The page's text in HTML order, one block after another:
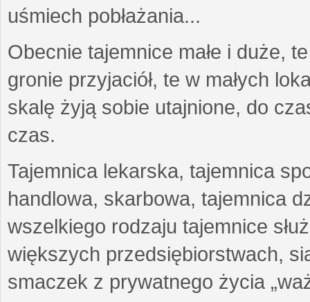
uśmiech pobłażania...
Obecnie tajemnice małe i duże,
gronie przyjaciół, te w małych
skalę żyją sobie utajnione, do
czas.
Tajemnica lekarska, tajemnica
handlowa, skarbowa, tajemnica
wszelkiego rodzaju tajemnice
większych przedsiębiorstwach,
smaczek z prywatnego życia